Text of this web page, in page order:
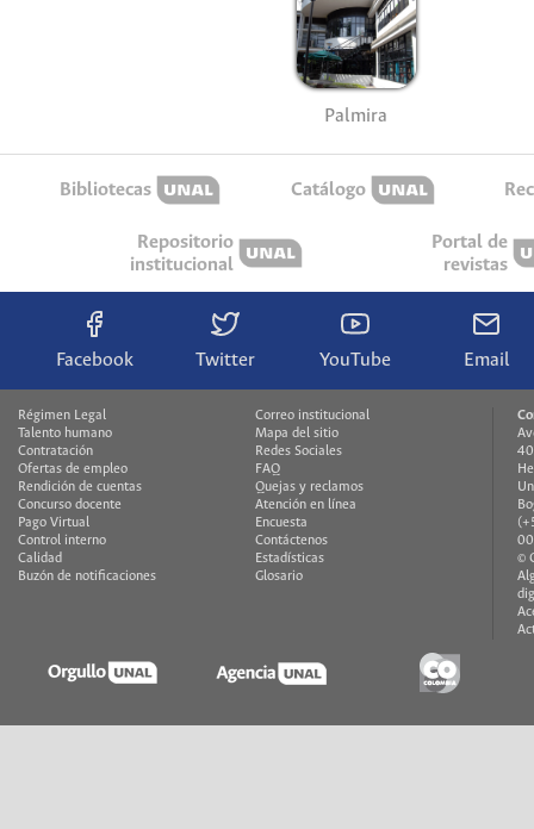
Palmira
Bibliotecas Catálogo
Repositorio
institucional
Portal de
revistas
Facebook Twitter YouTube Email
Régimen Legal
Talento humano
Contratación
Ofertas de empleo
Rendición de cuentas
Concurso docente
Pago Virtual
Control interno
Calidad
Buzón de notificaciones
Correo institucional
Mapa del sitio
Redes Sociales
FAQ
Quejas y reclamos
Atención en línea
Encuesta
Contáctenos
Estadísticas
Glosario
©